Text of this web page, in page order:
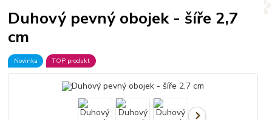
Duhový pevný obojek - šíře 2,7
cm
Novinka TOP produkt